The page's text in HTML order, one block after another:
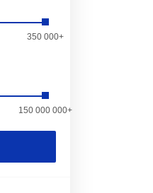
350 000+
150 000 000+